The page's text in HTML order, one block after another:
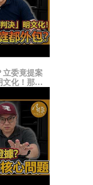
立委竟提案
文化！那以